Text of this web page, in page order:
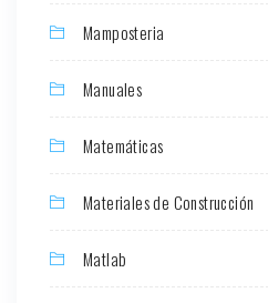
Mamposteria
Manuales
Matemáticas
Materiales de Construcción
Matlab